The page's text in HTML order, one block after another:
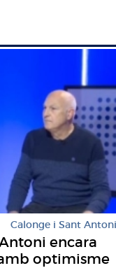
Calonge i Sant Antoni
encara
optimisme